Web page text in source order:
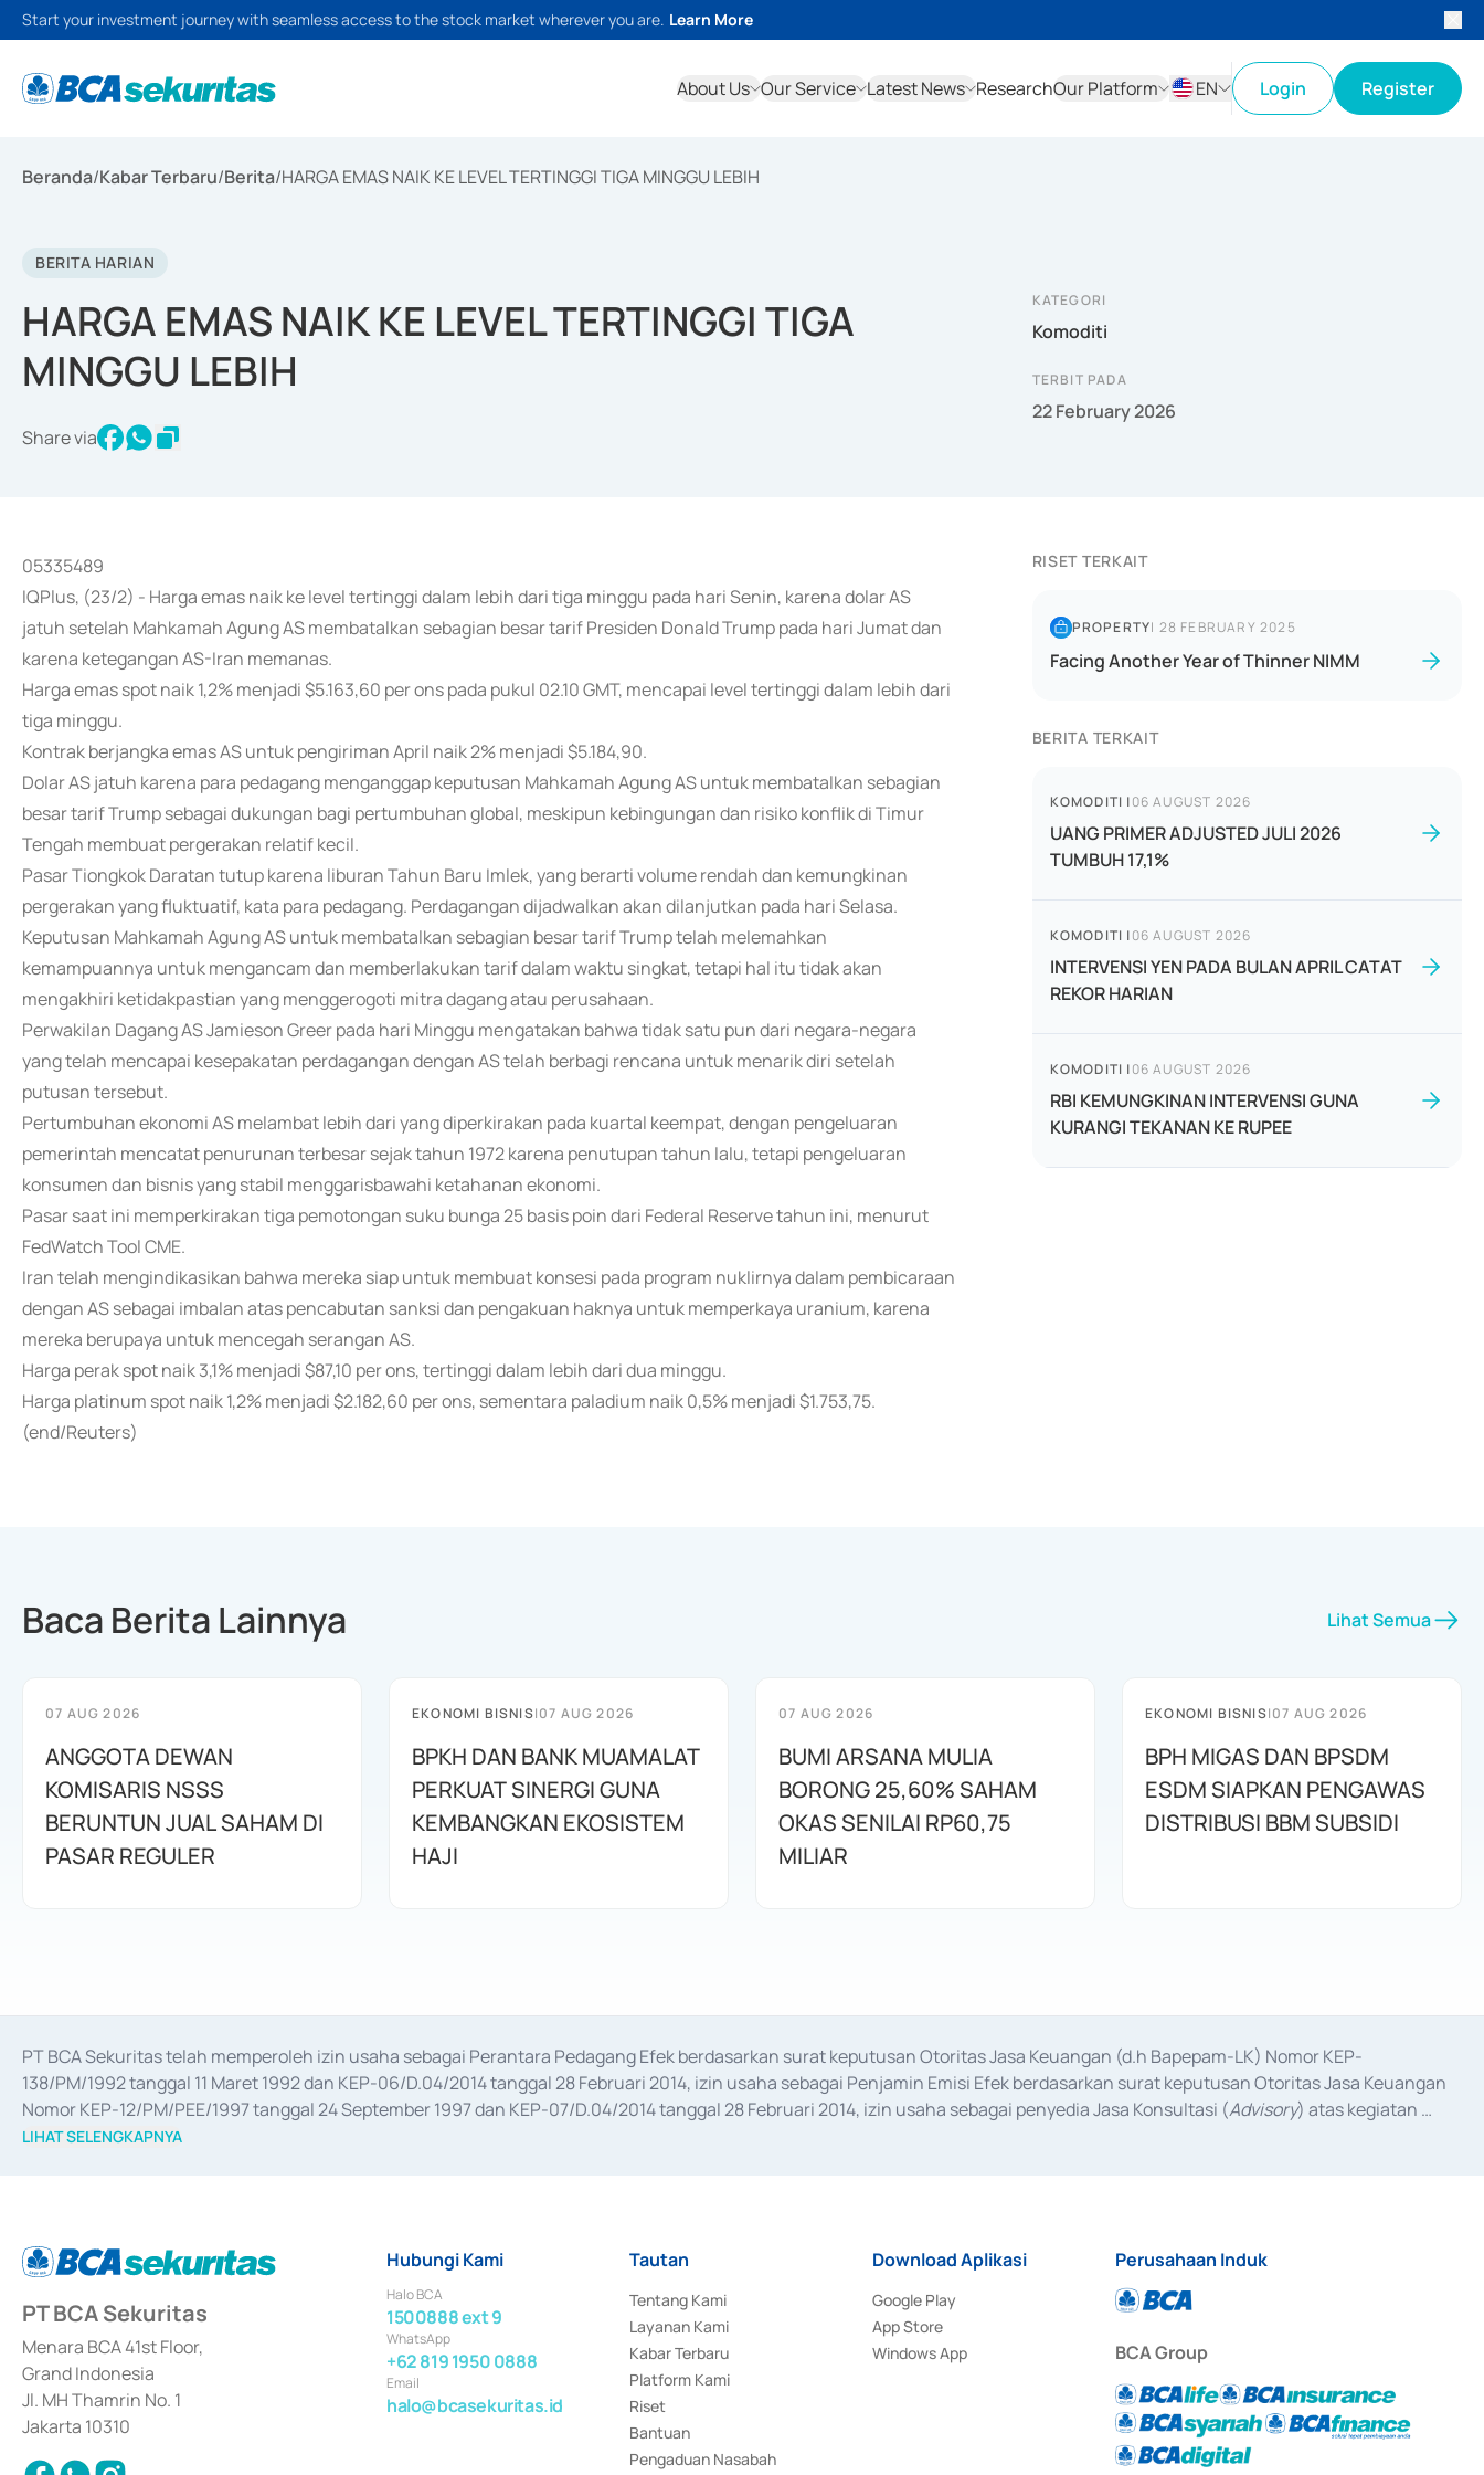
Start your investment journey with seamless access to the stock market wherever you are. Learn More
About Us Our Service Latest News ResearchOur Platform
EN
Login Register
Beranda/Kabar Terbaru/Berita/HARGA EMAS NAIK KE LEVEL TERTINGGI TIGA MINGGU LEBIH
BERITA HARIAN
HARGA EMAS NAIK KE LEVEL TERTINGGI TIGA
MINGGU LEBIH
Share via
KATEGORI
Komoditi
TERBIT PADA
22 February 2026
05335489
IQPlus, (23/2) - Harga emas naik ke level tertinggi dalam lebih dari tiga minggu pada hari Senin, karena dolar AS
jatuh setelah Mahkamah Agung AS membatalkan sebagian besar tarif Presiden Donald Trump pada hari Jumat dan
karena ketegangan AS-Iran memanas.
Harga emas spot naik 1,2% menjadi $5.163,60 per ons pada pukul 02.10 GMT, mencapai level tertinggi dalam lebih dari
tiga minggu.
Kontrak berjangka emas AS untuk pengiriman April naik 2% menjadi $5.184,90.
Dolar AS jatuh karena para pedagang menganggap keputusan Mahkamah Agung AS untuk membatalkan sebagian
besar tarif Trump sebagai dukungan bagi pertumbuhan global, meskipun kebingungan dan risiko konflik di Timur
Tengah membuat pergerakan relatif kecil.
Pasar Tiongkok Daratan tutup karena liburan Tahun Baru Imlek, yang berarti volume rendah dan kemungkinan
pergerakan yang fluktuatif, kata para pedagang. Perdagangan dijadwalkan akan dilanjutkan pada hari Selasa.
Keputusan Mahkamah Agung AS untuk membatalkan sebagian besar tarif Trump telah melemahkan
kemampuannya untuk mengancam dan memberlakukan tarif dalam waktu singkat, tetapi hal itu tidak akan
mengakhiri ketidakpastian yang menggerogoti mitra dagang atau perusahaan.
Perwakilan Dagang AS Jamieson Greer pada hari Minggu mengatakan bahwa tidak satu pun dari negara-negara
yang telah mencapai kesepakatan perdagangan dengan AS telah berbagi rencana untuk menarik diri setelah
putusan tersebut.
Pertumbuhan ekonomi AS melambat lebih dari yang diperkirakan pada kuartal keempat, dengan pengeluaran
pemerintah mencatat penurunan terbesar sejak tahun 1972 karena penutupan tahun lalu, tetapi pengeluaran
konsumen dan bisnis yang stabil menggarisbawahi ketahanan ekonomi.
Pasar saat ini memperkirakan tiga pemotongan suku bunga 25 basis poin dari Federal Reserve tahun ini, menurut
FedWatch Tool CME.
Iran telah mengindikasikan bahwa mereka siap untuk membuat konsesi pada program nuklirnya dalam pembicaraan
dengan AS sebagai imbalan atas pencabutan sanksi dan pengakuan haknya untuk memperkaya uranium, karena
mereka berupaya untuk mencegah serangan AS.
Harga perak spot naik 3,1% menjadi $87,10 per ons, tertinggi dalam lebih dari dua minggu.
Harga platinum spot naik 1,2% menjadi $2.182,60 per ons, sementara paladium naik 0,5% menjadi $1.753,75.
(end/Reuters)
RISET TERKAIT
PROPERTY| 28 FEBRUARY 2025
Facing Another Year of Thinner NIMM
BERITA TERKAIT
KOMODITI |06 AUGUST 2026
UANG PRIMER ADJUSTED JULI 2026
TUMBUH 17,1%
KOMODITI |06 AUGUST 2026
INTERVENSI YEN PADA BULAN APRIL CATAT
REKOR HARIAN
KOMODITI |06 AUGUST 2026
RBI KEMUNGKINAN INTERVENSI GUNA
KURANGI TEKANAN KE RUPEE
Baca Berita Lainnya Lihat Semua
07 AUG 2026
ANGGOTA DEWAN
KOMISARIS NSSS
BERUNTUN JUAL SAHAM DI
PASAR REGULER
EKONOMI BISNIS|07 AUG 2026
BPKH DAN BANK MUAMALAT
PERKUAT SINERGI GUNA
KEMBANGKAN EKOSISTEM
HAJI
07 AUG 2026
BUMI ARSANA MULIA
BORONG 25,60% SAHAM
OKAS SENILAI RP60,75
MILIAR
EKONOMI BISNIS|07 AUG 2026
BPH MIGAS DAN BPSDM
ESDM SIAPKAN PENGAWAS
DISTRIBUSI BBM SUBSIDI
PT BCA Sekuritas telah memperoleh izin usaha sebagai Perantara Pedagang Efek berdasarkan surat keputusan Otoritas Jasa Keuangan (d.h Bapepam-LK) Nomor KEP-
138/PM/1992 tanggal 11 Maret 1992 dan KEP-06/D.04/2014 tanggal 28 Februari 2014, izin usaha sebagai Penjamin Emisi Efek berdasarkan surat keputusan Otoritas Jasa Keuangan
Nomor KEP-12/PM/PEE/1997 tanggal 24 September 1997 dan KEP-07/D.04/2014 tanggal 28 Februari 2014, izin usaha sebagai penyedia Jasa Konsultasi (Advisory) atas kegiatan
merger, akuisisi, divestasi, dan
LIHAT SELENGKAPNYA
PT BCA Sekuritas
Menara BCA 41st Floor,
Grand Indonesia
Jl. MH Thamrin No. 1
Jakarta 10310
Hubungi Kami
Halo BCA
1500888 ext 9
WhatsApp
+62 819 1950 0888
Email
halo@bcasekuritas.id
Tautan
Tentang Kami
Layanan Kami
Kabar Terbaru
Platform Kami
Riset
Bantuan
Pengaduan Nasabah
Download Aplikasi
Google Play
App Store
Windows App
Perusahaan Induk
BCA Group